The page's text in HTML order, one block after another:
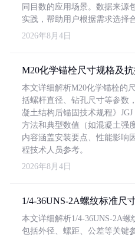
同目数的应用场景。数据来源
实践，帮助用户根据需求选择
2026年8月4日
M20化学锚栓尺寸规格及
本文详细解析M20化学锚栓的
括螺杆直径、钻孔尺寸等参数
凝土结构后锚固技术规程》
方法和典型数值（如混凝土强
内容涵盖安装要点、性能影响
程技术人员参考。
2026年8月4日
1/4-36UNS-2A螺纹标准尺
本文详细解析1/4-36UNS-2A螺
包括外径、螺距、公差等关键